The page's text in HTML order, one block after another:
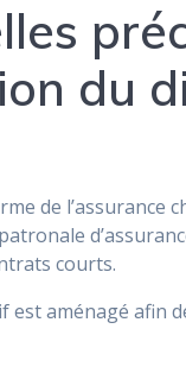
du
de
courts.
est aménagé afin